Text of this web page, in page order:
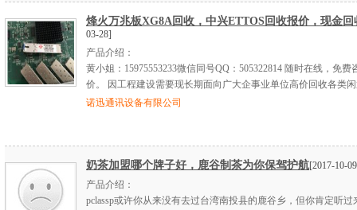
烽火万兆板XG8A回收，中兴ETTOS回收报价，现金回
03-28]
产品介绍：
黄小姐：15975553233微信同号QQ：505322814 随时在线，免费
价。 因工程建设需要现长期面向广大企事业单位高价回收各类
诺迅通讯设备有限公司
奶茶加盟哪个牌子好，鹿谷制茶为你保驾护航[2017-10-
产品介绍：
pclassp或许你从来没有去过台湾南投县的鹿谷乡，但你肯定听过